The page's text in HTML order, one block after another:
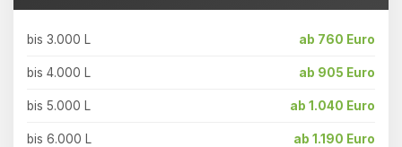
bis 3.000 L ab 760 Euro
bis 4.000 L ab 905 Euro
bis 5.000 L ab 1.040 Euro
bis 6.000 L ab 1.190 Euro